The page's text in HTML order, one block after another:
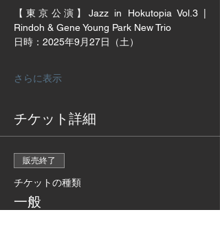
【東京公演】Jazz in Hokutopia Vol.3 |
Rindoh & Gene Young Park New Trio
日時：2025年9月27日（土）
さらに表示
チケット詳細
販売終了
チケットの種類
一般